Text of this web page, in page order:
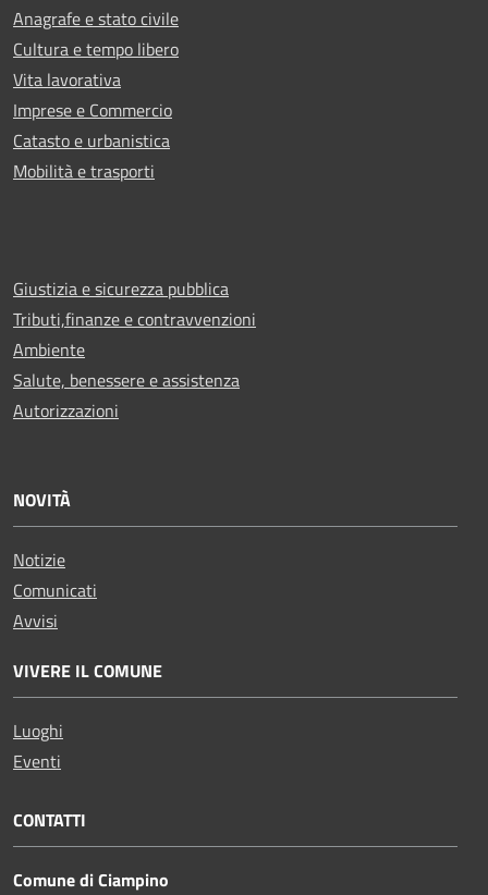
Anagrafe e stato civile
Cultura e tempo libero
Vita lavorativa
Imprese e Commercio
Catasto e urbanistica
Mobilità e trasporti
Giustizia e sicurezza pubblica
Tributi,finanze e contravvenzioni
Ambiente
Salute, benessere e assistenza
Autorizzazioni
NOVITÀ
Notizie
Comunicati
Avvisi
VIVERE IL COMUNE
Luoghi
Eventi
CONTATTI
Comune di Ciampino